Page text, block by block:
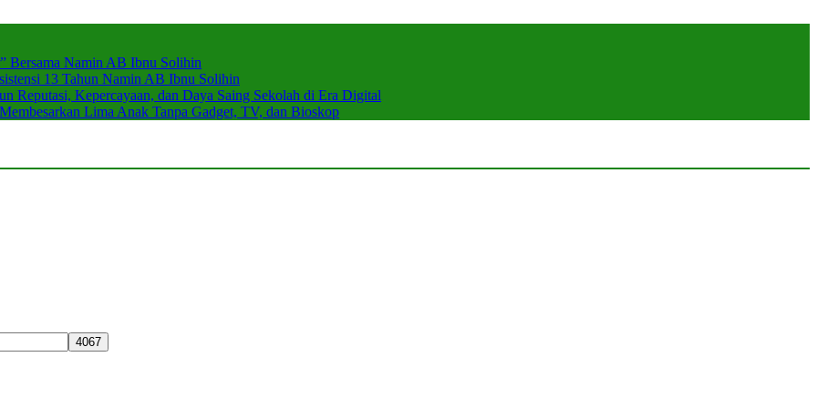
Bersama Namin AB Ibnu Solihin
13 Tahun Namin AB Ibnu Solihin
Reputasi, Kepercayaan, dan Daya Saing Sekolah di Era Digital
Lima Anak Tanpa Gadget, TV, dan Bioskop